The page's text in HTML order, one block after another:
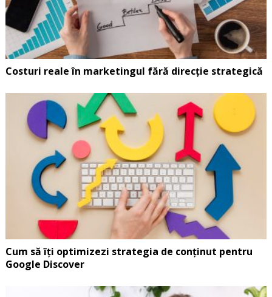
Costuri reale în marketingul fără direcție strategică
Cum să îți optimizezi strategia de conținut pentru
Google Discover